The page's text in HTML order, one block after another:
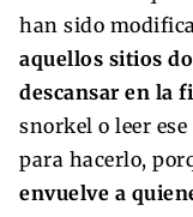
han sido
aquellos sitios
descansar en la
snorkel o leer
para hacerlo,
envuelve a